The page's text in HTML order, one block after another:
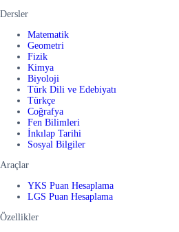
Dersler
Matematik
Geometri
Fizik
Kimya
Biyoloji
Türk Dili ve Edebiyatı
Türkçe
Coğrafya
Fen Bilimleri
İnkılap Tarihi
Sosyal Bilgiler
Araçlar
YKS Puan Hesaplama
LGS Puan Hesaplama
Özellikler